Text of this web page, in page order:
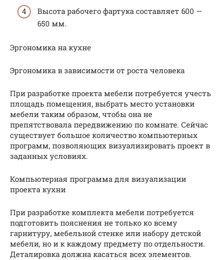
Высота рабочего фартука составляет 600 —
650 мм.
Эргономика на кухне
Эргономика в зависимости от роста человека
При разработке проекта мебели потребуется учесть
площадь помещения, выбрать место установки
мебели таким образом, чтобы она не
препятствовала передвижению по комнате. Сейчас
существует большое количество компьютерных
программ, позволяющих визуализировать проект в
заданных условиях.
Компьютерная программа для визуализации
проекта кухни
При разработке комплекта мебели потребуется
подготовить пояснения не только ко всему
гарнитуру, мебельной стенке или набору детской
мебели, но и к каждому предмету по отдельности.
Деталировка должна касаться всех элементов.